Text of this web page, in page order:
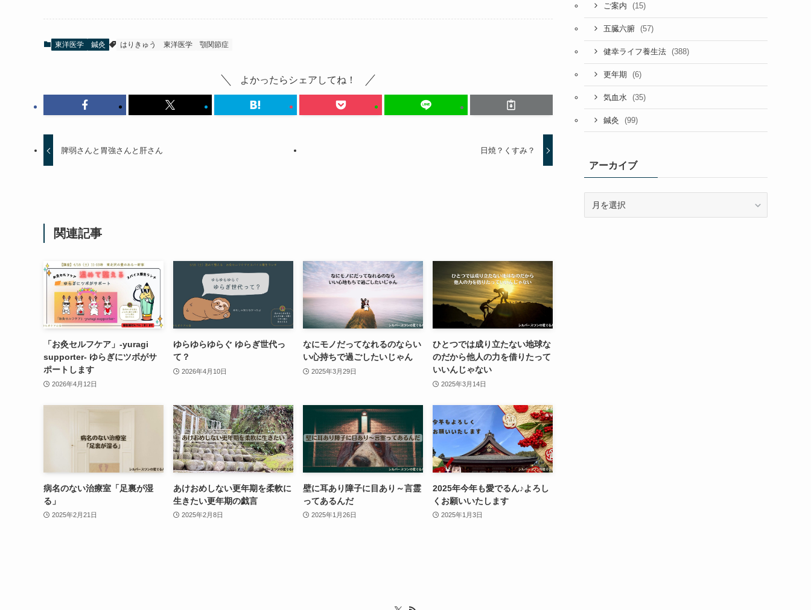
東洋医学 鍼灸 はりきゅう 東洋医学 顎関節症
よかったらシェアしてね！
脾弱さんと胃強さんと肝さん 日焼？くすみ？
関連記事
「お灸セルフケア」-yuragi
supporter- ゆらぎにツボがサ
ポートします
2026年4月12日
ゆらゆらゆらぐ ゆらぎ世代っ
て？
2026年4月10日
なにモノだってなれるのならい
い心持ちで過ごしたいじゃん
2025年3月29日
ひとつでは成り立たない地球な
のだから他人の力を借りたって
いいんじゃない
2025年3月14日
病名のない治療室「足裏が湿
る」
2025年2月21日
あけおめしない更年期を柔軟に
生きたい更年期の戯言
2025年2月8日
壁に耳あり障子に目あり～言霊
ってあるんだ
2025年1月26日
2025年今年も愛でるん♪よろし
くお願いいたします
2025年1月3日
ご案内 (15)
五臓六腑 (57)
健幸ライフ養生法 (388)
更年期 (6)
気血水 (35)
鍼灸 (99)
アーカイブ